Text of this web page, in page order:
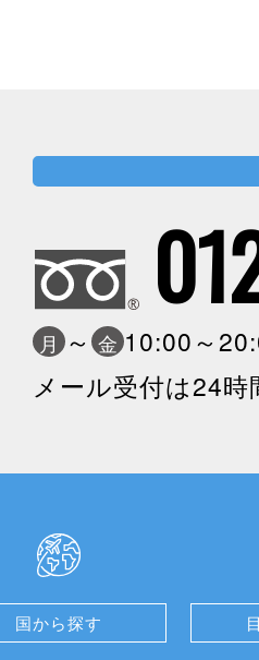
月 ～ 金 10:00～
メール受付は24時
国から探す